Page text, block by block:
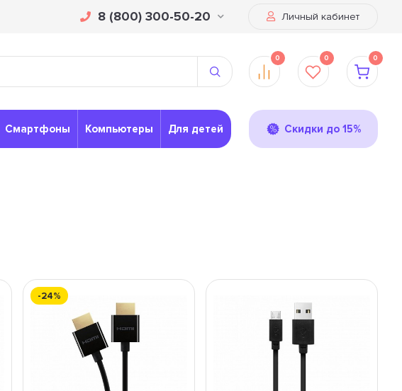
8 (800) 300-50-20 Личный кабинет
0 0 0
Смартфоны Компьютеры Для детей Скидки до 15%
-24%